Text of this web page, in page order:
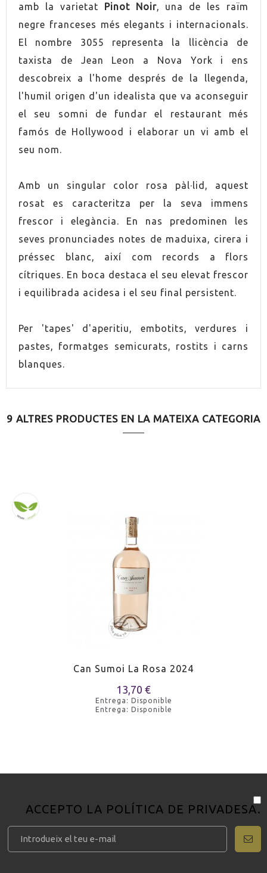
PRODUCTE
Sí
GRADUACIÓ 12,5%
RAÏM Pinot Noir
COLLITA 2024
CONTÉ SULFITS Sí
ELABORACIÓ Vegà
ELABORACIÓ Ecològic
SERVEI 7.0ºC
MARIDATGE Pasta amb salsa de carn
MARIDATGE
amb la varietat Pinot Noir, una de les raïm
negre franceses més elegants i internacionals.
El nombre 3055 representa la llicència de
taxista de Jean Leon a Nova York i ens
descobreix a l'home després de la llegenda,
l'humil origen d'un idealista que va aconseguir
el seu somni de fundar el restaurant més
famós de Hollywood i elaborar un vi amb el
seu nom.
Amb un singular color rosa pàl·lid, aquest
rosat es caracteritza per la seva immens
frescor i elegància. En nas predominen les
seves pronunciades notes de maduixa, cirera i
préssec blanc, així com records a flors
cítriques. En boca destaca el seu elevat frescor
i equilibrada acidesa i el seu final persistent.
Per 'tapes' d'aperitiu, embotits, verdures i
pastes, formatges semicurats, rostits i carns
blanques.
9 ALTRES PRODUCTES EN LA MATEIXA CATEGORIA
Can Sumoi La Rosa 2024
13,70 €
Entrega: Disponible
Entrega: Disponible
ACCEPTO LA POLÍTICA DE PRIVADESA.